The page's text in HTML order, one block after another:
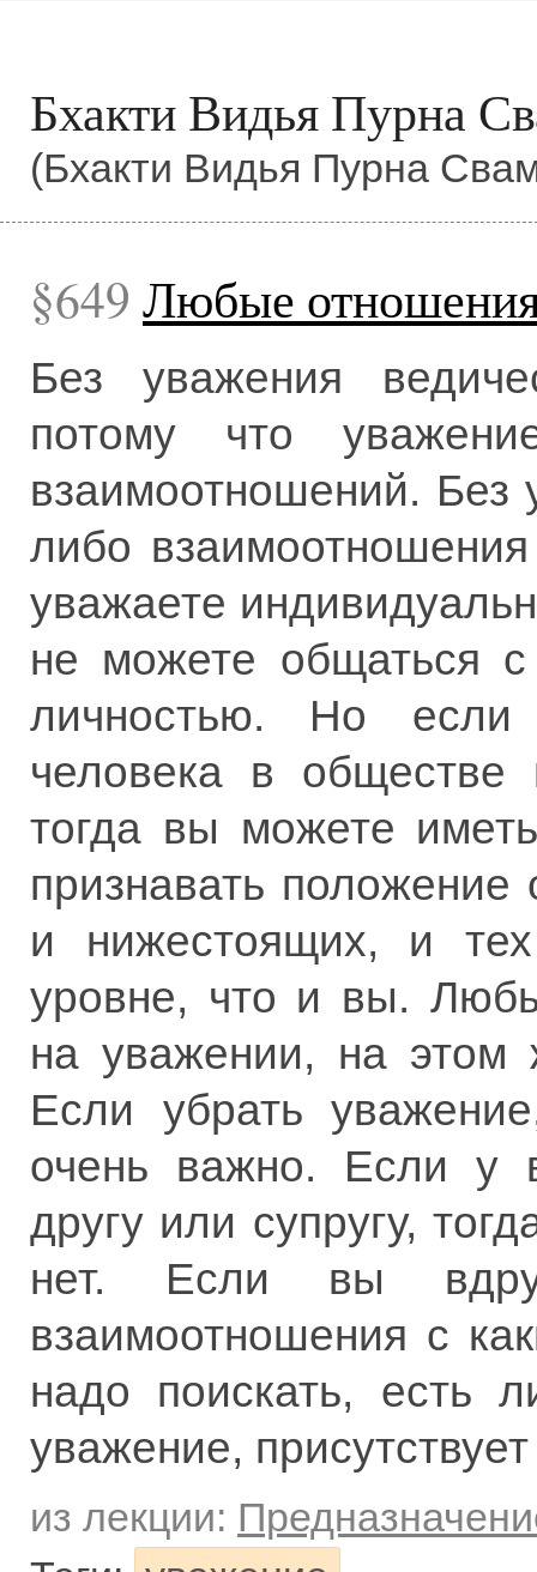
Бхакти Видья Пурна
(Бхакти Видья Пурна
649 Любые
Без уважения
потому что
взаимоотношений. Без
либо
уважаете
не можете общаться
личностью. Но если
человека в обществе
тогда вы можете
признавать
и нижестоящих, и
уровне, что и вы.
на уважении, на этом
Если убрать
очень важно. Если у
другу или супругу,
нет. Если вы
взаимоотношения с
надо поискать, есть
уважение,
из лекции: